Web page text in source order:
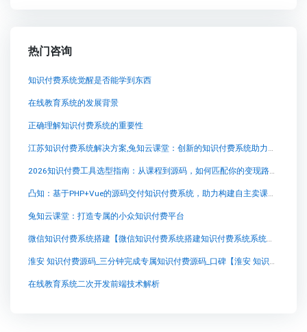
热门咨询
知识付费系统觉醒是否能学到东西
在线教育系统的发展背景
正确理解知识付费系统的重要性
江苏知识付费系统解决方案,兔知云课堂：创新的知识付费系统助力中小企业繁荣与社会稳定发展
2026知识付费工具选型指南：从课程到源码，如何匹配你的变现路径？
凸知：基于PHP+Vue的源码交付知识付费系统，助力构建自主卖课平台
兔知云课堂：打造专属的小众知识付费平台
微信知识付费系统搭建【微信知识付费系统搭建知识付费系统系统怎么制作，知识付费系统搭建使用教程】
淮安 知识付费源码_三分钟完成专属知识付费源码_口碑【淮安 知识付费源码_三分钟完成专属知识付费源码_口碑知识付费系统系统怎么制作，知识付费系统搭建使用教程】
在线教育系统二次开发前端技术解析